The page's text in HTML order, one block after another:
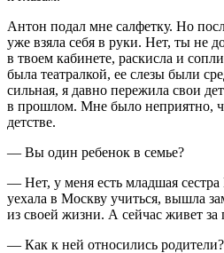
Антон подал мне салфетку. Но
уже взяла себя в руки. Нет, ты не
в твоем кабинете, раскисла и
была театралкой, ее слезы были
сильная, я давно пережила свои
в прошлом. Мне было неприятно,
детстве.
— Вы один ребенок в семье?
— Нет, у меня есть младшая
уехала в Москву учиться, вышла
из своей жизни. А сейчас живет за
— Как к ней относились родители?